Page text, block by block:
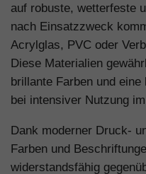
auf robuste, wetterfeste
nach Einsatzzweck
Acrylglas, PVC oder
Diese Materialien
brillante Farben und
bei intensiver Nutzung
Dank moderner Druck-
Farben und
widerstandsfähig